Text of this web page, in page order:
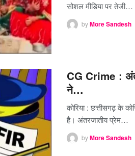
सोशल मीडिया पर तेजी…
byMore Sandesh
CG Crime :
ने…
कोरिया : छत्तीसगढ़ के
है। अंतरजातीय प्रेम…
byMore Sandesh